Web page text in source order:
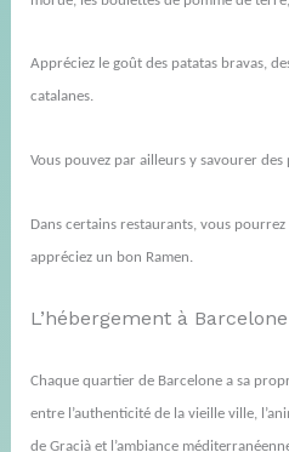
Appréciez le goût des patatasbravas,
catalanes.
Vous pouvez par ailleurs y savourer des
Dans certains restaurants, vous
appréciez un bon Ramen.
L’hébergement à Barcelone
Chaque quartier de Barcelone a sa
entre l’authenticité de la vieille ville,
de Graciàet l’ambiance